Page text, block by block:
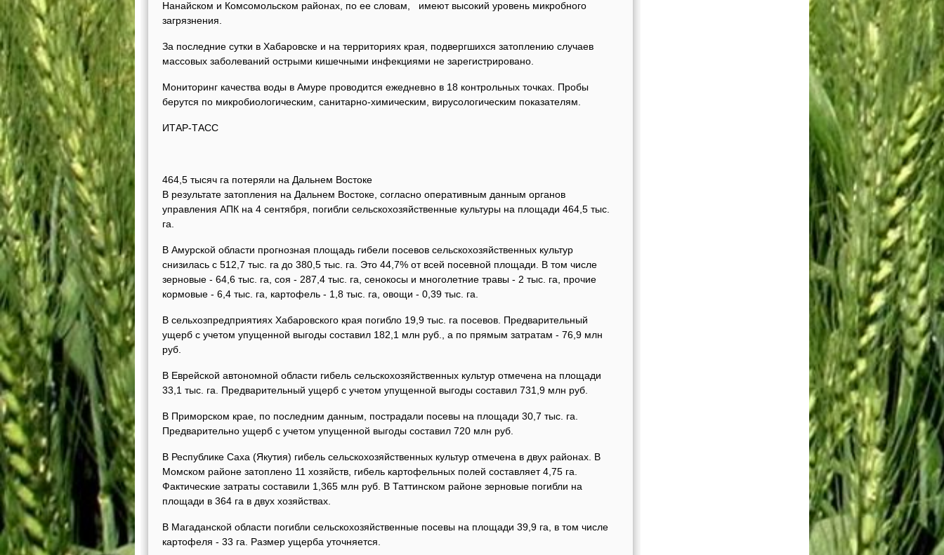
Нанайском и Комсомольском районах, по ее словам, имеют высокий уровень микробного
загрязнения.
За последние сутки в Хабаровске и на территориях края, подвергшихся затоплению случаев
массовых заболеваний острыми кишечными инфекциями не зарегистрировано.
Мониторинг качества воды в Амуре проводится ежедневно в 18 контрольных точках. Пробы
берутся по микробиологическим, санитарно-химическим, вирусологическим показателям.
ИТАР-ТАСС
464,5 тысяч га потеряли на Дальнем Востоке
В результате затопления на Дальнем Востоке, согласно оперативным данным органов
управления АПК на 4 сентября, погибли сельскохозяйственные культуры на площади 464,5 тыс.
га.
В Амурской области прогнозная площадь гибели посевов сельскохозяйственных культур
снизилась с 512,7 тыс. га до 380,5 тыс. га. Это 44,7% от всей посевной площади. В том числе
зерновые - 64,6 тыс. га, соя - 287,4 тыс. га, сенокосы и многолетние травы - 2 тыс. га, прочие
кормовые - 6,4 тыс. га, картофель - 1,8 тыс. га, овощи - 0,39 тыс. га.
В сельхозпредприятиях Хабаровского края погибло 19,9 тыс. га посевов. Предварительный
ущерб с учетом упущенной выгоды составил 182,1 млн руб., а по прямым затратам - 76,9 млн
руб.
В Еврейской автономной области гибель сельскохозяйственных культур отмечена на площади
33,1 тыс. га. Предварительный ущерб с учетом упущенной выгоды составил 731,9 млн руб.
В Приморском крае, по последним данным, пострадали посевы на площади 30,7 тыс. га.
Предварительно ущерб с учетом упущенной выгоды составил 720 млн руб.
В Республике Саха (Якутия) гибель сельскохозяйственных культур отмечена в двух районах. В
Момском районе затоплено 11 хозяйств, гибель картофельных полей составляет 4,75 га.
Фактические затраты составили 1,365 млн руб. В Таттинском районе зерновые погибли на
площади в 364 га в двух хозяйствах.
В Магаданской области погибли сельскохозяйственные посевы на площади 39,9 га, в том числе
картофеля - 33 га. Размер ущерба уточняется.